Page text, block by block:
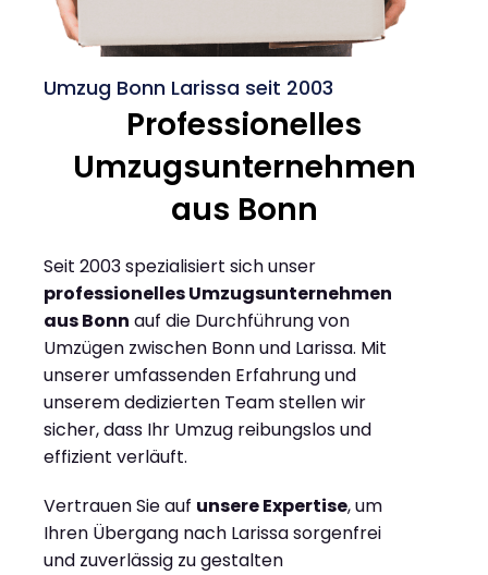
Umzug Bonn Larissa seit 2003
Professionelles
Umzugsunternehmen
aus Bonn
Seit 2003 spezialisiert sich unser
professionelles Umzugsunternehmen
aus Bonn auf die Durchführung von
Umzügen zwischen Bonn und Larissa. Mit
unserer umfassenden Erfahrung und
unserem dedizierten Team stellen wir
sicher, dass Ihr Umzug reibungslos und
effizient verläuft.
Vertrauen Sie auf unsere Expertise, um
Ihren Übergang nach Larissa sorgenfrei
und zuverlässig zu gestalten